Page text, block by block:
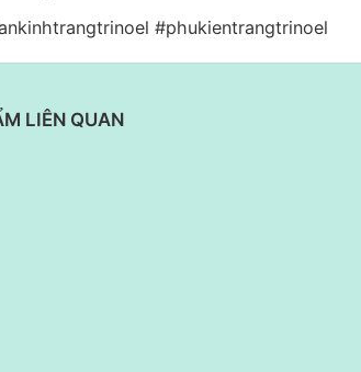
#phukientrangtrinoel
LIÊN QUAN